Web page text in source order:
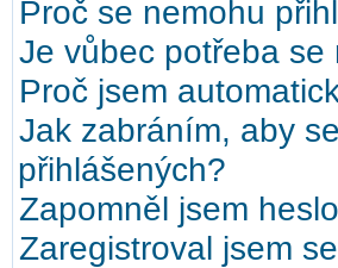
Proč se nemohu
Je vůbec potřeba se
Proč jsem
Jak zabráním, aby
přihlášených?
Zapomněl jsem
Zaregistroval jsem